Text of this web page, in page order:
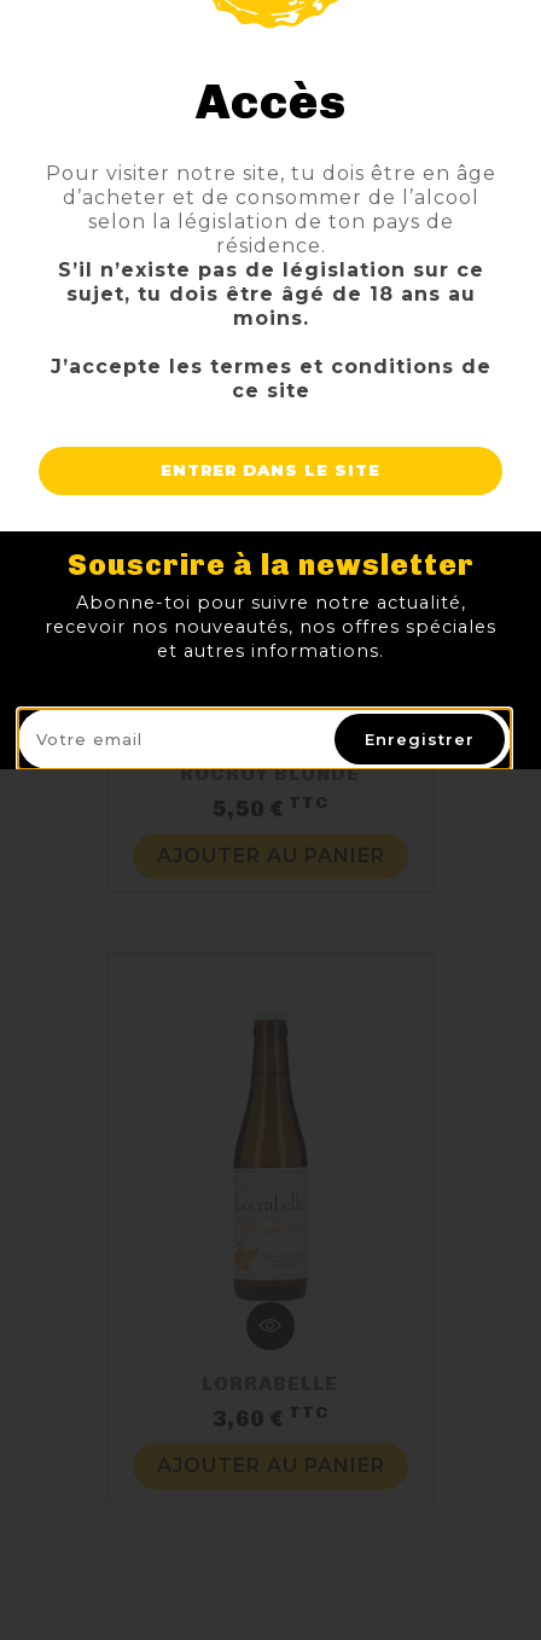
LA DEBAUCHE NEVERMORE
4,80 €TTCPrix
AJOUTER AU PANIER
ROCROY BLONDE
5,50 € TTC
AJOUTER AU PANIER
3,60 € TTC
AJOUTER AU PANIER
Accès
Pour visiter notre site, tu dois être en âge
d’acheter et de consommer de l’alcool
selon la législation de ton pays de
résidence.
S’il n’existe pas de législation sur ce
sujet, tu dois être âgé de 18 ans au
moins.
J’accepte les termes et conditions de
ce site
ENTRER DANS LE SITE
Souscrire à la newsletter
Abonne-toi pour suivre notre actualité,
recevoir nos nouveautés, nos offres spéciales
et autres informations.
Enregistrer